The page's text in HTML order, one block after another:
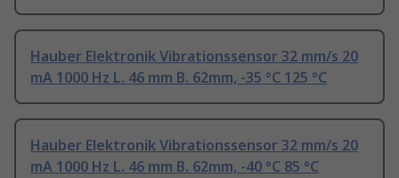
Hauber Elektronik Vibrationssensor 32 mm/s 20
mA 1000 Hz L. 46 mm B. 62mm, -35 °C 125 °C
Hauber Elektronik Vibrationssensor 32 mm/s 20
mA 1000 Hz L. 46 mm B. 62mm, -40 °C 85 °C